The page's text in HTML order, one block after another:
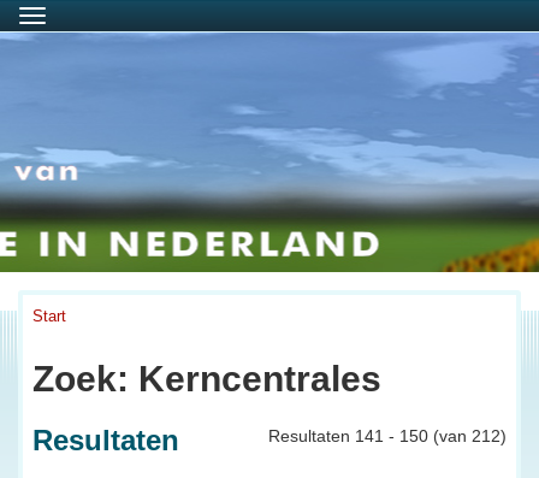
Menu
Start
Zoek: Kerncentrales
Resultaten 141 - 150 (van 212)
Resultaten